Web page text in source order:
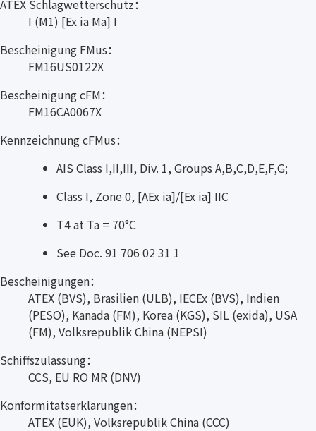
ATEX Schlagwetterschutz：
I (M1) [Ex ia Ma] I
Bescheinigung FMus：
FM16US0122X
Bescheinigung cFM：
FM16CA0067X
Kennzeichnung cFMus：
AIS Class I,II,III, Div. 1, Groups A,B,C,D,E,F,G;
Class I, Zone 0, [AEx ia]/[Ex ia] IIC
T4 at Ta = 70°C
See Doc. 91 706 02 31 1
Bescheinigungen：
ATEX (BVS), Brasilien (ULB), IECEx (BVS), Indien
(PESO), Kanada (FM), Korea (KGS), SIL (exida), USA
(FM), Volksrepublik China (NEPSI)
Schiffszulassung：
CCS, EU RO MR (DNV)
Konformitätserklärungen：
ATEX (EUK), Volksrepublik China (CCC)